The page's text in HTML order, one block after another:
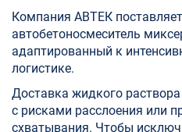
Компания АВТЕК
автобетоносмеситель
адаптированный к
логистике.
Доставка жидкого
с рисками расслоения или
схватывания. Чтобы